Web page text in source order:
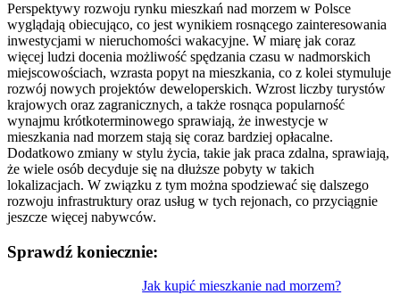
Perspektywy rozwoju rynku mieszkań nad morzem w Polsce
wyglądają obiecująco, co jest wynikiem rosnącego zainteresowania
inwestycjami w nieruchomości wakacyjne. W miarę jak coraz
więcej ludzi docenia możliwość spędzania czasu w nadmorskich
miejscowościach, wzrasta popyt na mieszkania, co z kolei stymuluje
rozwój nowych projektów deweloperskich. Wzrost liczby turystów
krajowych oraz zagranicznych, a także rosnąca popularność
wynajmu krótkoterminowego sprawiają, że inwestycje w
mieszkania nad morzem stają się coraz bardziej opłacalne.
Dodatkowo zmiany w stylu życia, takie jak praca zdalna, sprawiają,
że wiele osób decyduje się na dłuższe pobyty w takich
lokalizacjach. W związku z tym można spodziewać się dalszego
rozwoju infrastruktury oraz usług w tych rejonach, co przyciągnie
jeszcze więcej nabywców.
Sprawdź koniecznie:
Jak kupić mieszkanie nad morzem?